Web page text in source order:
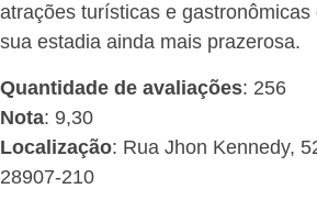
atrações turísticas e
sua estadia ainda mais prazerosa.
Quantidade de avaliações: 256
Nota: 9,30
Localização: Rua Jhon Kennedy,
28907-210